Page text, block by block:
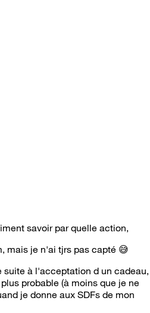
savoir par quelle action,
mais je n'ai tjrs pas capté 😅
suite à l'acceptation d un cadeau,
probable (à moins que je ne
je donne aux SDFs de mon